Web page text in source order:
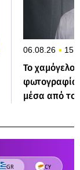
06.08.26
Το χαμόγελο
φωτογραφία
μέσα από το